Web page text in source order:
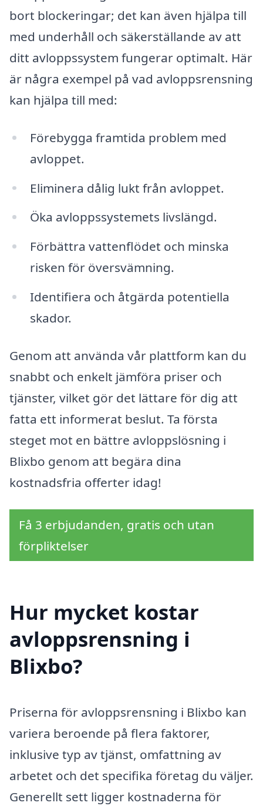
bort blockeringar; det kan även hjälpa till
med underhåll och säkerställande av att
ditt avloppssystem fungerar optimalt. Här
är några exempel på vad avloppsrensning
kan hjälpa till med:
Förebygga framtida problem med
avloppet.
Eliminera dålig lukt från avloppet.
Öka avloppssystemets livslängd.
Förbättra vattenflödet och minska
risken för översvämning.
Identifiera och åtgärda potentiella
skador.
Genom att använda vår plattform kan du
snabbt och enkelt jämföra priser och
tjänster, vilket gör det lättare för dig att
fatta ett informerat beslut. Ta första
steget mot en bättre avloppslösning i
Blixbo genom att begära dina
kostnadsfria offerter idag!
Få 3 erbjudanden, gratis och utan
förpliktelser
Hur mycket kostar
avloppsrensning i
Blixbo?
Priserna för avloppsrensning i Blixbo kan
variera beroende på flera faktorer,
inklusive typ av tjänst, omfattning av
arbetet och det specifika företag du väljer.
Generellt sett ligger kostnaderna för